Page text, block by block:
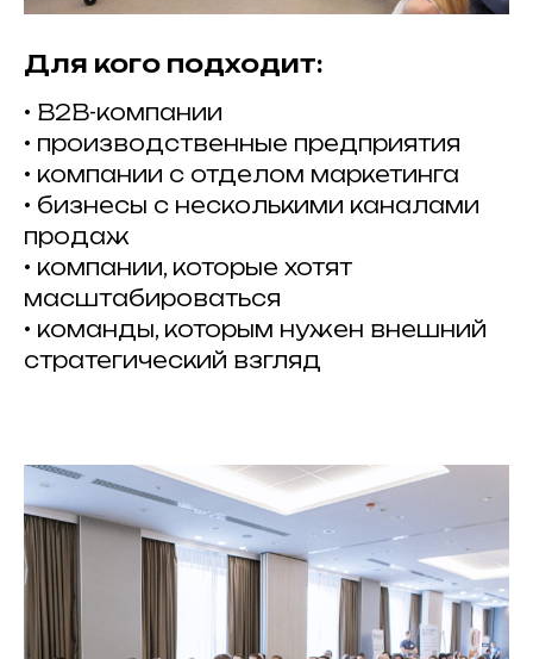
Для кого подходит:
• B2B-компании
• производственные предприятия
• компании с отделом маркетинга
• бизнесы с несколькими каналами
продаж
• компании, которые хотят
масштабироваться
• команды, которым нужен внешний
стратегический взгляд